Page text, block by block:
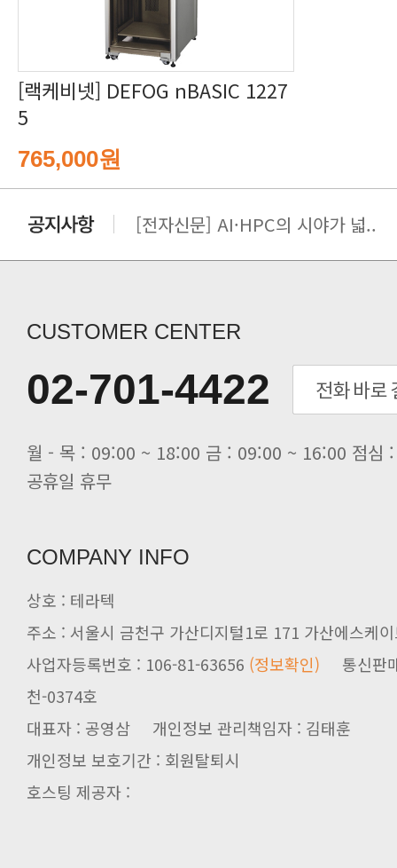
5
765,000원
[전자신문] AI·HPC의 시야가 넓..
[전자신문] “민감 데이터도 안심하
[전자신문] 테라텍과 함께 최적의
[전자신문] AI 인프라 써보고 결정..
[전자신문] 공영삼 테라텍 대표 “단..
[전자신문] 당신의 AI GPU, 지..
CUSTOMER CENTER
02-701-4422
공휴일 휴무
COMPANY INFO
상호 : 테라텍
주소 : 서울시 금천구 가산디지털1로 171 가산에스케
사업자등록번호 : 106-81-63656 (정보확인)
천-0374호
대표자 : 공영삼 개인정보 관리책임자 : 김태훈
개인정보 보호기간 : 회원탈퇴시
호스팅 제공자 :